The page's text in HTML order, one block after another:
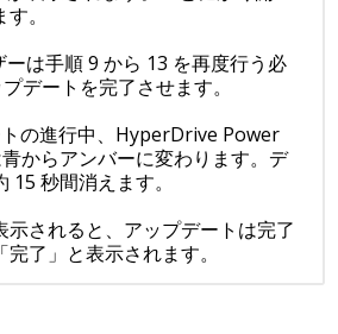
。
ーは手順 9 から 13 を再度行う必
デートを完了させます。
トの進行中、HyperDrive Power
からアンバーに変わります。デ
15 秒間消えます。
示されると、アップデートは完了
了」と表示されます。